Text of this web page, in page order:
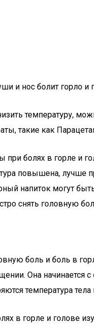
и нос болит горло и
температуру,
такие как
болях в горле и
повышена, лучше
напиток могут
снять головную
боль и боль в
Она начинается
температура
в горле и голове